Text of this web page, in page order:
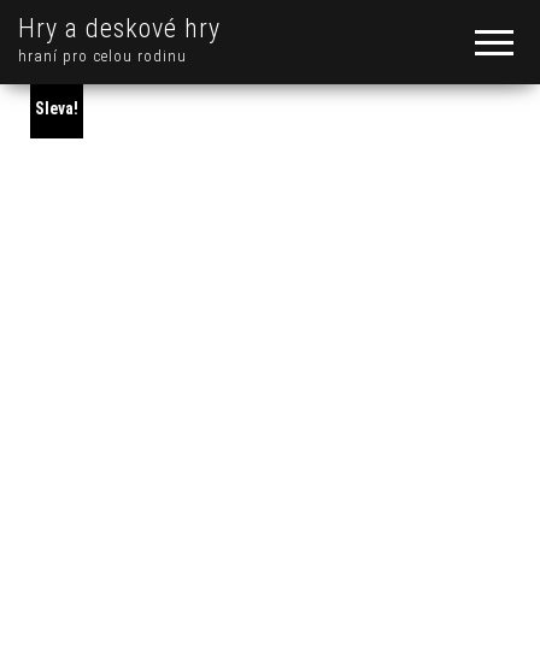
Hry a deskové hry
hraní pro celou rodinu
Sleva!